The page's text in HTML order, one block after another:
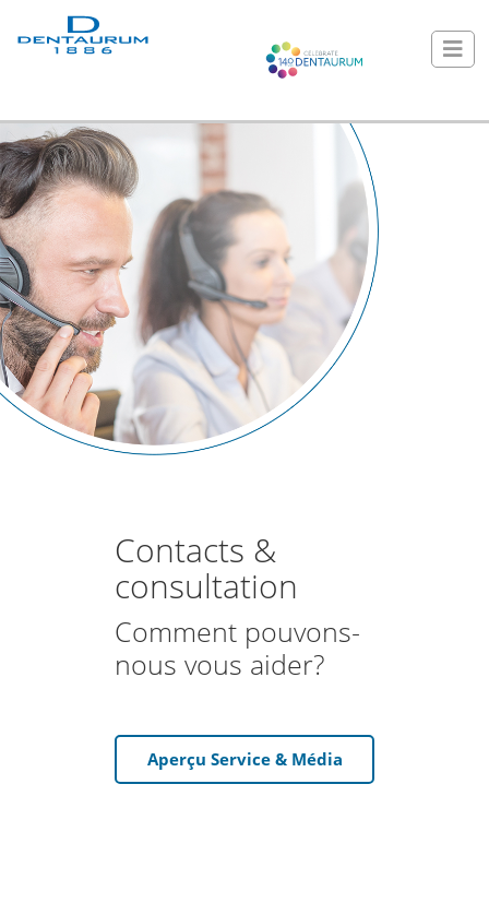
Contacts &
consultation
Comment pouvons-
nous vous aider?
Aperçu Service & Média